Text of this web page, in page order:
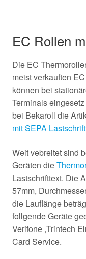
EC Rollen
Die EC
meist verkauften
können bei
Terminals
bei Bekaroll die
mit SEPA
Weit vebreitet sind
Geräten die
Lastschrifttext. Die
57mm,
die Lauflänge
follgende Geräte
Verifone ,Trintech
Card Service.